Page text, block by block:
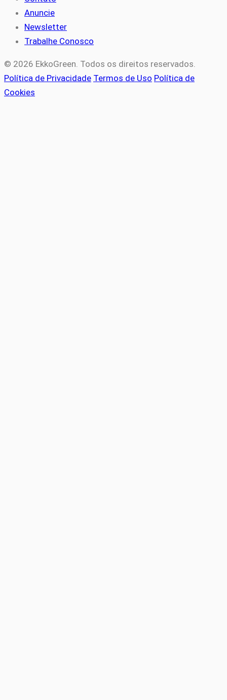
Anuncie
Newsletter
Trabalhe Conosco
© 2026 EkkoGreen. Todos os direitos reservados.
Política de Privacidade Termos de Uso Política de
Cookies